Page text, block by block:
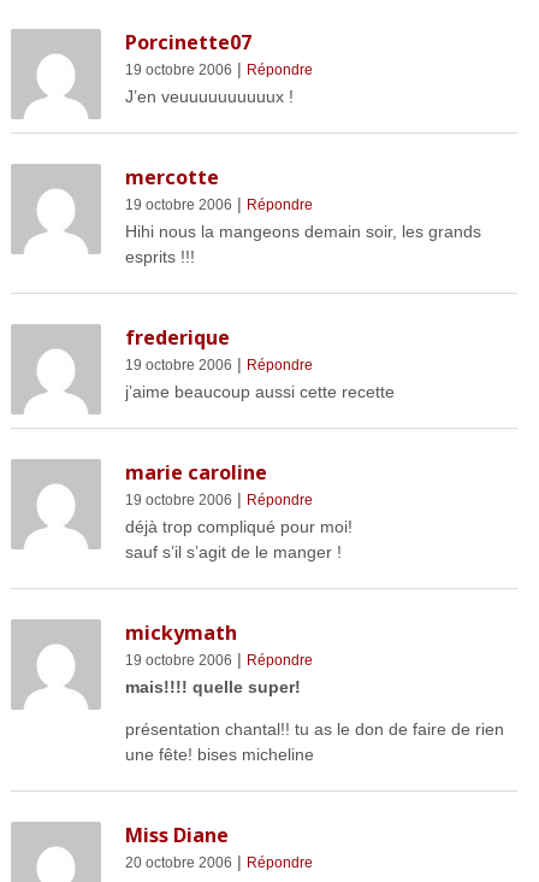
Porcinette07
19 octobre 2006 | Répondre
J’en veuuuuuuuuuux !
mercotte
19 octobre 2006 | Répondre
Hihi nous la mangeons demain soir, les grands
esprits !!!
frederique
19 octobre 2006 | Répondre
j’aime beaucoup aussi cette recette
marie caroline
19 octobre 2006 | Répondre
déjà trop compliqué pour moi!
sauf s’il s’agit de le manger !
mickymath
19 octobre 2006 | Répondre
mais!!!! quelle super!
présentation chantal!! tu as le don de faire de rien
une fête! bises micheline
Miss Diane
20 octobre 2006 | Répondre